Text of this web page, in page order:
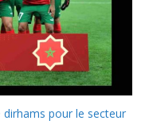
dirhams pour le secteur